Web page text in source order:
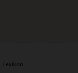
Lexikon